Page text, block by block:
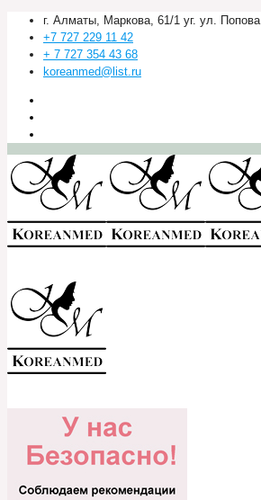
г. Алматы, Маркова, 61/1 уг. ул. Попова
+7 727 229 11 42
+ 7 727 354 43 68
koreanmed@list.ru